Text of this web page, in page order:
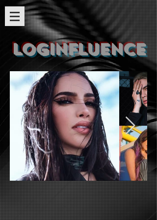
LOGINFLUENCE